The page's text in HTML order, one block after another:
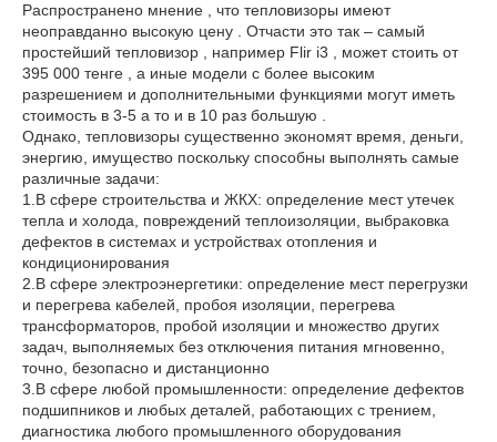
Распространено мнение , что тепловизоры имеют
неоправданно высокую цену . Отчасти это так – самый
простейший тепловизор , например Flir i3 , может стоить от
395 000 тенге , а иные модели с более высоким
разрешением и дополнительными функциями могут иметь
стоимость в 3-5 а то и в 10 раз большую .
Однако, тепловизоры существенно экономят время, деньги,
энергию, имущество поскольку способны выполнять самые
различные задачи:
1.В сфере строительства и ЖКХ: определение мест утечек
тепла и холода, повреждений теплоизоляции, выбраковка
дефектов в системах и устройствах отопления и
кондиционирования
2.В сфере электроэнергетики: определение мест перегрузки
и перегрева кабелей, пробоя изоляции, перегрева
трансформаторов, пробой изоляции и множество других
задач, выполняемых без отключения питания мгновенно,
точно, безопасно и дистанционно
3.В сфере любой промышленности: определение дефектов
подшипников и любых деталей, работающих с трением,
диагностика любого промышленного оборудования